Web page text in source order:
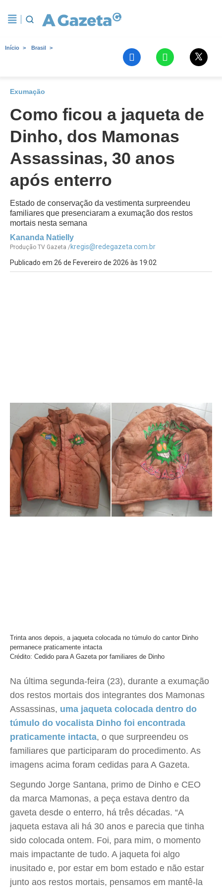
Início Brasil
Exumação
Como ficou a jaqueta de
Dinho, dos Mamonas
Assassinas, 30 anos
após enterro
Estado de conservação da vestimenta surpreendeu
familiares que presenciaram a exumação dos restos
mortais nesta semana
Kananda Natielly
Produção TV Gazeta /kregis@redegazeta.com.br
Publicado em 26 de Fevereiro de 2026 às 19:02
Trinta anos depois, a jaqueta colocada no túmulo do cantor Dinho
permanece praticamente intacta
Crédito: Cedido para A Gazeta por familiares de Dinho
Na última segunda-feira (23), durante a exumação
dos restos mortais dos integrantes dos Mamonas
Assassinas, uma jaqueta colocada dentro do
túmulo do vocalista Dinho foi encontrada
praticamente intacta, o que surpreendeu os
familiares que participaram do procedimento. As
imagens acima foram cedidas para A Gazeta.
Segundo Jorge Santana, primo de Dinho e CEO
da marca Mamonas, a peça estava dentro da
gaveta desde o enterro, há três décadas. “A
jaqueta estava ali há 30 anos e parecia que tinha
sido colocada ontem. Foi, para mim, o momento
mais impactante de tudo. A jaqueta foi algo
inusitado e, por estar em bom estado e não estar
junto aos restos mortais, pensamos em mantê-la